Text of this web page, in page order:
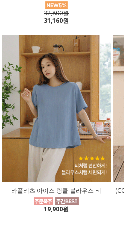
32,800원
31,160원
라플리츠 아이스 링클 블라우스 티
19,900원